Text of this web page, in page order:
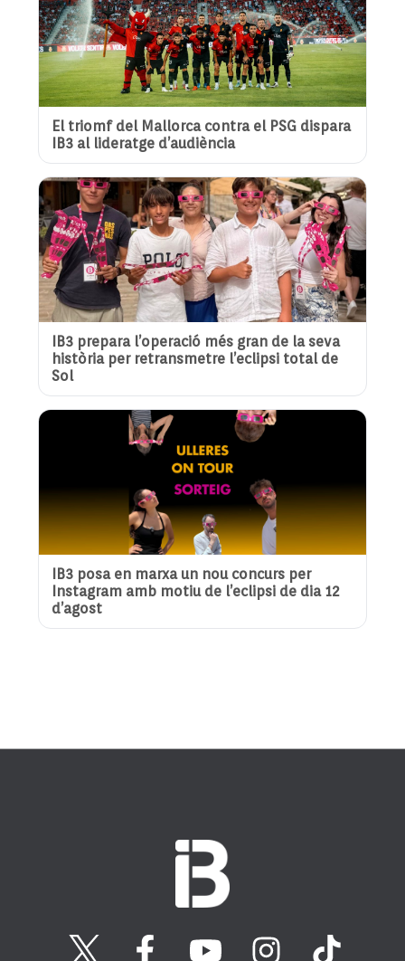
El triomf del Mallorca contra el PSG dispara
IB3 al lideratge d’audiència
IB3 prepara l’operació més gran de la seva
història per retransmetre l’eclipsi total de
Sol
IB3 posa en marxa un nou concurs per
Instagram amb motiu de l’eclipsi de dia 12
d’agost